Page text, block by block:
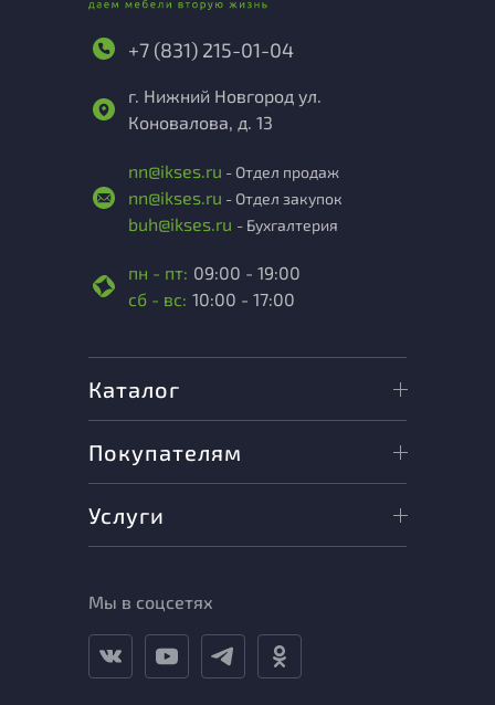
+7 (831) 215-01-04
г. Нижний Новгород ул.
Коновалова, д. 13
nn@ikses.ru - Отдел продаж
nn@ikses.ru - Отдел закупок
buh@ikses.ru - Бухгалтерия
пн - пт: 09:00 - 19:00
сб - вс: 10:00 - 17:00
Каталог
Покупателям
Услуги
Мы в соцсетях